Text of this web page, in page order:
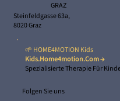
GRAZ
Steinfeldgasse 63a,
8020 Graz
🌱 HOME4MOTION Kids
Kids.home4motion.com →
Spezialisierte Therapie Für
Folgen Sie uns